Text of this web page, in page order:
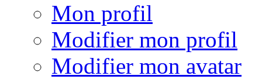
Mon profil
Modifier mon profil
Modifier mon avatar